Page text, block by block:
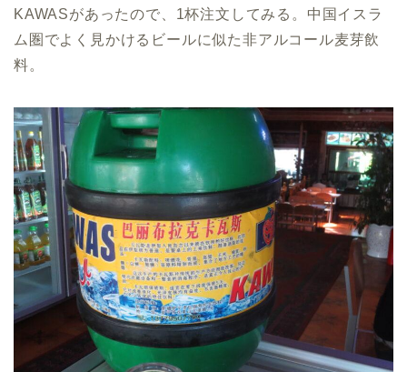
KAWASがあったので、1杯注文してみる。中国イスラ
ム圏でよく見かけるビールに似た非アルコール麦芽飲
料。